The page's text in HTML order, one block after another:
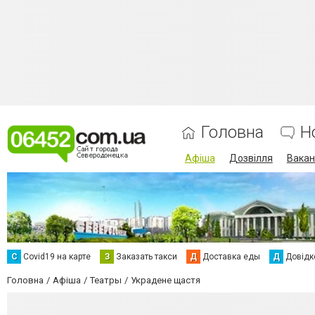
Головна
Афіша Дозвілля
С Сovid19 на карте З Заказать такси Д Доставка еды Д
Головна Афіша Театры Украдене щастя